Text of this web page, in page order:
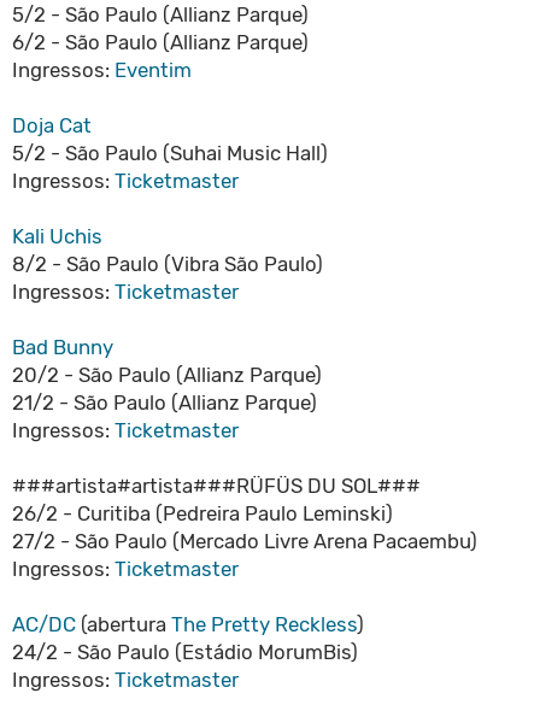
5/2 - São Paulo (Allianz Parque)
6/2 - São Paulo (Allianz Parque)
Ingressos: Eventim
Doja Cat
5/2 - São Paulo (Suhai Music Hall)
Ingressos: Ticketmaster
Kali Uchis
8/2 - São Paulo (Vibra São Paulo)
Ingressos: Ticketmaster
Bad Bunny
20/2 - São Paulo (Allianz Parque)
21/2 - São Paulo (Allianz Parque)
Ingressos: Ticketmaster
###artista#artista###RÜFÜS DU SOL###
26/2 - Curitiba (Pedreira Paulo Leminski)
27/2 - São Paulo (Mercado Livre Arena Pacaembu)
Ingressos: Ticketmaster
AC/DC (abertura The Pretty Reckless)
24/2 - São Paulo (Estádio MorumBis)
Ingressos: Ticketmaster